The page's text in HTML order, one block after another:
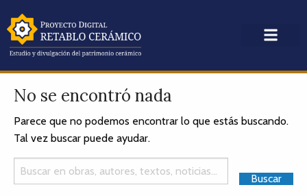
No se encontró nada
Parece que no podemos encontrar lo que estás buscando.
Tal vez buscar puede ayudar.